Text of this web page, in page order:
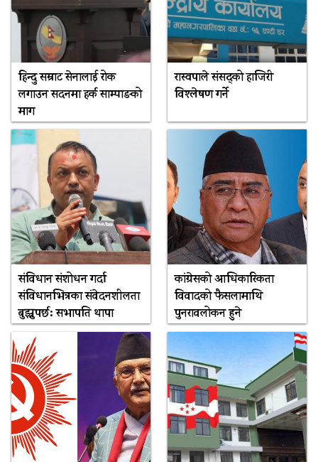
हिन्दु सम्राट सेनालाई रोक
लगाउन सदनमा हर्क साम्पाङको
माग
रास्वपाले संसद्को हाजिरी
विश्लेषण गर्ने
संविधान संशोधन गर्दा
संविधानभित्रका संवेदनशीलता
बुझ्नुपर्छ: सभापति थापा
कांग्रेसको आधिकारिकता
विवादको फैसलामाथि
पुनरावलोकन हुने